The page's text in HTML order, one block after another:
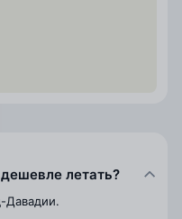
летать?
Давадии.